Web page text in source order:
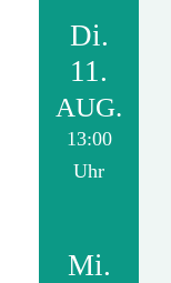
Di.
11.
AUG.
13:00
Uhr
Mi.